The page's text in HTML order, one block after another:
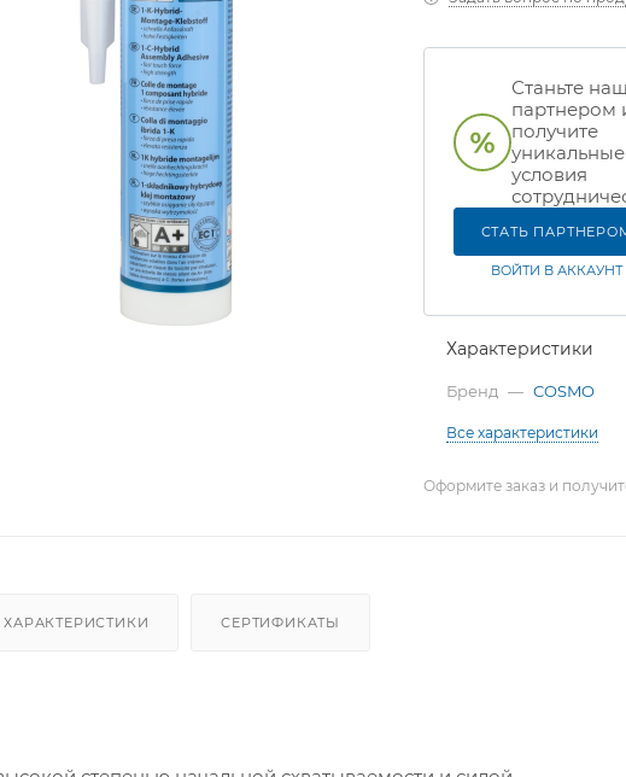
Станьте
партнером
получите
уникальные
условия
СТАТЬ
ВОЙТИ В АККАУНТ
Характеристики
Бренд — COSMO
Все характеристики
Оформите заказ и
ХАРАКТЕРИСТИКИ СЕРТИФИКАТЫ